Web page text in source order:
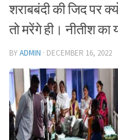
शराबबंदी की जिद पर
तो मरेंगे ही। नीतीश
BYADMIN · DECEMBER 16, 2022